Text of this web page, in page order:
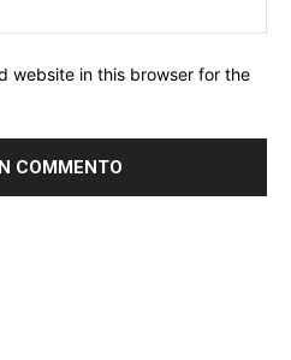
website in this browser for the